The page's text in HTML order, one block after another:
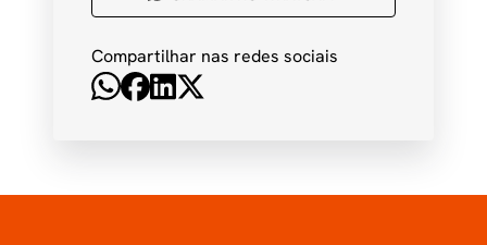
Compartilhar nas redes sociais